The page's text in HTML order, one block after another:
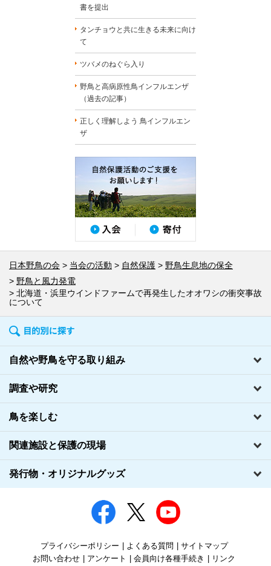
書を提出
タンチョウと共に生きる未来に向け
て
ツバメのねぐら入り
野鳥と高病原性鳥インフルエンザ
（過去の記事）
正しく理解しよう 鳥インフルエン
ザ
日本野鳥の会 当会の活動 自然保護
野鳥生息地の保全
野鳥と風力発電
北海道・浜里ウインドファームで再発生したオオワシの衝突事故
について
自然や野鳥を守る取り組み
調査や研究
鳥を楽しむ
関連施設と保護の現場
発行物・オリジナルグッズ
プライバシーポリシー よくある質問
サイトマップ
お問い合わせ
アンケート 会員向け各種手続き リンク